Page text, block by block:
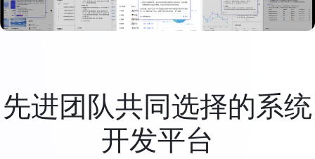
先进团队共同选择的系统
开发平台